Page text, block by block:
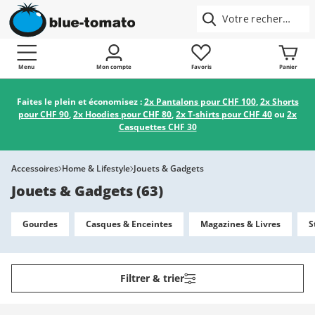
Menu Mon compte Favoris Panier
Faites le plein et économisez :2x Pantalons pour CHF 100,2x Shorts
pour CHF 90,2x Hoodies pour CHF 80,2x T-shirts pour CHF 40ou 2x
Casquettes CHF 30
Accessoires Home & Lifestyle Jouets & Gadgets
Jouets & Gadgets(63)
Gourdes Casques & Enceintes Magazines & Livres
Filtrer & trier